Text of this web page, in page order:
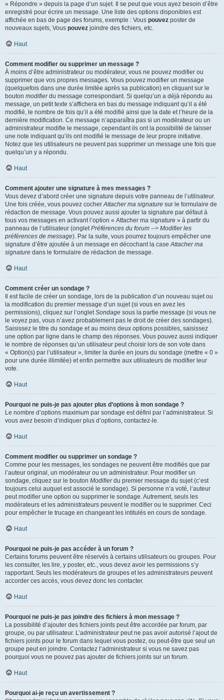
« Répondre » depuis la page d’un sujet. Il se peut que vous ayez besoin d’être
enregistré pour écrire un message. Une liste des options disponibles est
affichée en bas de page des forums, exemple : Vous pouvez poster de
nouveaux sujets, Vous pouvez joindre des fichiers, etc.
Haut
Comment modifier ou supprimer un message ?
À moins d’être administrateur ou modérateur, vous ne pouvez modifier ou
supprimer que vos propres messages. Vous pouvez modifier un message
(quelquefois dans une durée limitée après sa publication) en cliquant sur le
bouton modifierdu message correspondant. Si quelqu’un a déjà répondu au
message, un petit texte s’affichera en bas du message indiquant qu’il a été
modifié, le nombre de fois qu’il a été modifié ainsi que la date et l’heure de la
dernière modification. Ce message n’apparaîtra pas si un modérateur ou un
administrateur modifie le message, cependant ils ont la possibilité de laisser
une note indiquant qu’ils ont modifié le message de leur propre initiative.
Notez que les utilisateurs ne peuvent pas supprimer un message une fois que
quelqu’un y a répondu.
Haut
Comment ajouter une signature à mes messages ?
Vous devez d’abord créer une signature depuis votre panneau de l’utilisateur.
Une fois créée, vous pouvez cocherAttacher ma signature sur le formulaire de
rédaction de message. Vous pouvez aussi ajouter la signature par défaut à
tous vos messages en activant l’option « Attacher ma signature » à partir du
panneau de l’utilisateur (ongletPréférences du forum --> Modifier les
préférences de message). Par la suite, vous pourrez toujours empêcher une
signature d’être ajoutée à un message en décochant la caseAttacher ma
signature dans le formulaire de rédaction de message.
Haut
Comment créer un sondage ?
Il est facile de créer un sondage, lors de la publication d’un nouveau sujet ou
la modification du premier message d’un sujet (si vous en avez les
permissions), cliquez sur l’ongletSondage sous la partie message (si vous ne
le voyez pas, vous n’avez probablement pas le droit de créer des sondages).
Saisissez le titre du sondage et au moins deux options possibles, saisissez
une option par ligne dans le champ des réponses. Vous pouvez aussi indiquer
le nombre de réponses qu’un utilisateur peut choisir lors de son vote dans
« Option(s) par l’utilisateur », limiter la durée en jours du sondage (mettre « 0 »
pour une durée illimitée) et enfin permettre aux utilisateurs de modifier leur
vote.
Haut
Pourquoi ne puis-je pas ajouter plus d’options à mon sondage ?
Le nombre d’options maximum par sondage est défini par l’administrateur. Si
vous avez besoin d’indiquer plus d’options, contactez-le.
Haut
Comment modifier ou supprimer un sondage ?
Comme pour les messages, les sondages ne peuvent être modifiés que par
l’auteur original, un modérateur ou un administrateur. Pour modifier un
sondage, cliquez sur le bouton Modifierdu premier message du sujet (c’est
toujours celui auquel est associé le sondage). Si personne n’a voté, l’auteur
peut modifier une option ou supprimer le sondage. Autrement, seuls les
modérateurs et les administrateurs peuvent le modifier ou le supprimer. Ceci
pour empêcher le trucage en changeant les intitulés en cours de sondage.
Haut
Pourquoi ne puis-je pas accéder à un forum ?
Certains forums peuvent être réservés à certains utilisateurs ou groupes. Pour
les consulter, les lire, y poster, etc., vous devez avoir les permissions s’y
rapportant. Seuls les modérateurs de groupes et les administrateurs peuvent
accorder ces accès, vous devez donc les contacter.
Haut
Pourquoi ne puis-je pas joindre des fichiers à mon message ?
La possibilité d’ajouter des fichiers joints peut être accordée par forum, par
groupe, ou par utilisateur. L’administrateur peut ne pas avoir autorisé l’ajout de
fichiers joints pour le forum dans lequel vous postez, ou peut-être que seul un
groupe peut en joindre. Contactez l’administrateur si vous ne savez pas
pourquoi vous ne pouvez pas ajouter de fichiers joints sur un forum.
Haut
Pourquoi ai-je reçu un avertissement ?